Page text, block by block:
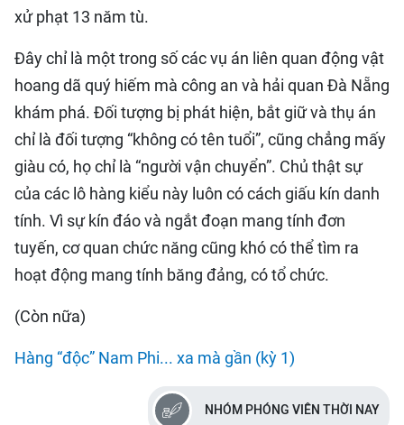
xử phạt 13 năm tù.
Đây chỉ là một trong số các vụ án liên quan động vật
hoang dã quý hiếm mà công an và hải quan Đà Nẵng
khám phá. Đối tượng bị phát hiện, bắt giữ và thụ án
chỉ là đối tượng “không có tên tuổi”, cũng chẳng mấy
giàu có, họ chỉ là “người vận chuyển”. Chủ thật sự
của các lô hàng kiểu này luôn có cách giấu kín danh
tính. Vì sự kín đáo và ngắt đoạn mang tính đơn
tuyến, cơ quan chức năng cũng khó có thể tìm ra
hoạt động mang tính băng đảng, có tổ chức.
(Còn nữa)
Hàng “độc” Nam Phi... xa mà gần (kỳ 1)
NHÓM PHÓNG VIÊN THỜI NAY